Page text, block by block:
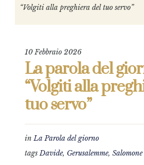
“Volgiti alla preghiera del tuo servo”
10 Febbraio 2026
La parola del
“Volgiti alla
tuo servo”
inLa Parola del giorno
tagsDavide, Gerusalemme, Salomone